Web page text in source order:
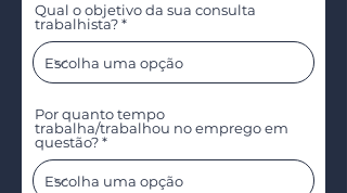
Qual o objetivo da sua consulta
trabalhista?
Por quanto tempo
trabalha/trabalhou no emprego em
questão?